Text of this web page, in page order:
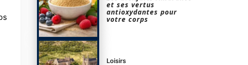
et ses vertus
antioxydantes pour
votre corps
Loisirs